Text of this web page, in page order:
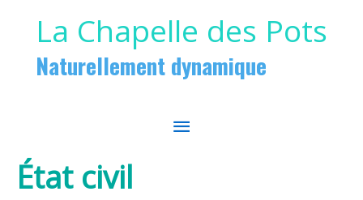
La Chapelle des Pots
Naturellement dynamique
MENU
État civil